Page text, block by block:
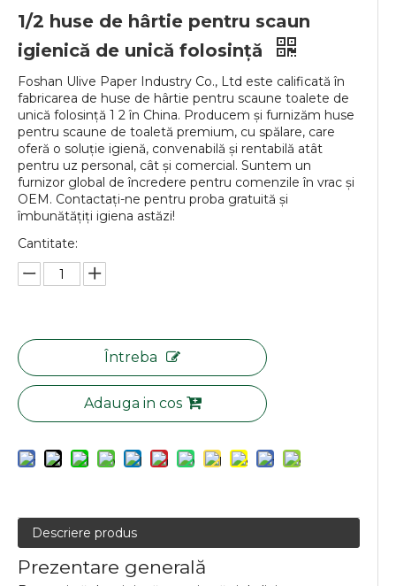
1/2 huse de hârtie pentru scaun
igienică de unică folosință
Foshan Ulive Paper Industry Co., Ltd este calificată în
fabricarea de huse de hârtie pentru scaune toalete de
unică folosință 1 2 în China. Producem și furnizăm huse
pentru scaune de toaletă premium, cu spălare, care
oferă o soluție igienă, convenabilă și rentabilă atât
pentru uz personal, cât și comercial. Suntem un
furnizor global de încredere pentru comenzile în vrac și
OEM. Contactați-ne pentru proba gratuită și
îmbunătățiți igiena astăzi!
Cantitate:
Întreba
Adauga in cos
Descriere produs
Prezentare generală